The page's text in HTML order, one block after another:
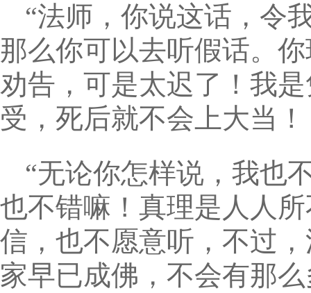
“法师，你说这话，令
那么你可以去听假话。
劝告，可是太迟了！我
受，死后就不会上大当！
“无论你怎样说，我也
也不错嘛！真理是人人
信，也不愿意听，不过
家早已成佛，不会有那